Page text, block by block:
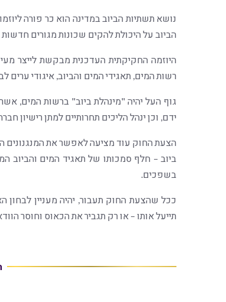
נושא תשתיות הביוב במדינה הוא כר פורה
הביוב על היכולת להקים שכונות מגורים
היוזמה החקיקתית העדכנית מבקשת לייצר
רשות המים, תאגידי המים והביוב, איגודי ערים
גוף העל יהיה "מינהלת ביוב" ברשות המים,
ידם, וכן ינהל הליכים תחרותיים למתן רישיון
הצעת החוק עוד מציעה לאפשר את המנגנונים
ביוב – חלף סמכותו של תאגיד המים והביוב
בשפכים.
ככל שהצעת החוק תעבור, יהיה מעניין
תייעל אותו – או רק תגביר את הכאוס וחוסר